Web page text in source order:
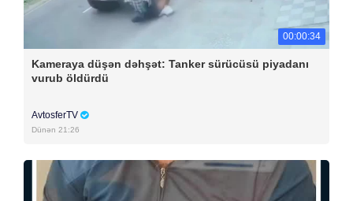
00:00:34
Kameraya düşən dəhşət: Tanker sürücüsü piyadanı
vurub öldürdü
AvtosferTV
Dünən 21:26